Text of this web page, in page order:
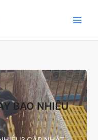
BAO NHIÊU